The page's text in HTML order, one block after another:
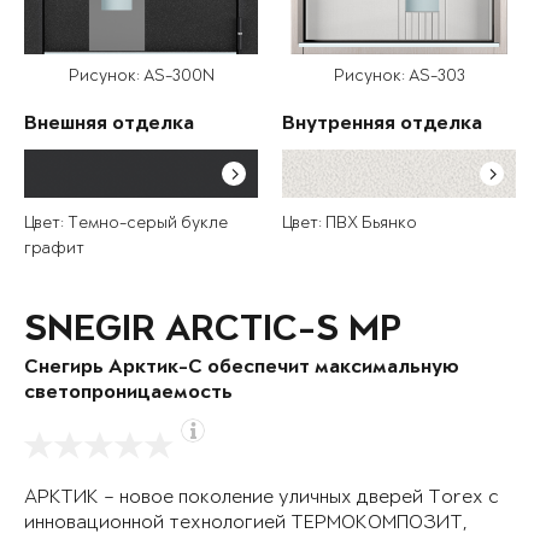
Рисунок: AS-300N
Внешняя отделка
Цвет: Темно-серый букле
графит
Рисунок: AS-303
Внутренняя отделка
Цвет: ПВХ Бьянко
SNEGIR ARCTIC-S MP
Снегирь Арктик-С обеспечит максимальную
светопроницаемость
АРКТИК – новое поколение уличных дверей Torex с
инновационной технологией ТЕРМОКОМПОЗИТ,